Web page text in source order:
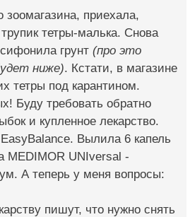
зоомагазина, приехала,
тетры-малька. Снова
грунт (про это
ниже). Кстати, в магазине
тетры под карантином.
Буду требовать обратно
и купленное лекарство.
Вылила 6 капель
MEDIMOR UNIversal -
А теперь у меня вопросы:
пишут, что нужно снять